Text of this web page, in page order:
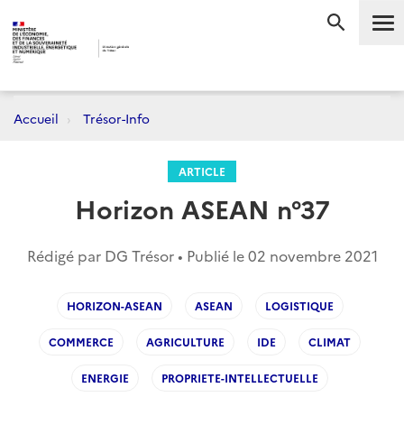
Accueil Trésor-Info
ARTICLE
Horizon ASEAN n°37
Rédigé par DG Trésor • Publié le02 novembre 2021
HORIZON-ASEAN ASEAN LOGISTIQUE
COMMERCE AGRICULTURE IDE CLIMAT
ENERGIE PROPRIETE-INTELLECTUELLE